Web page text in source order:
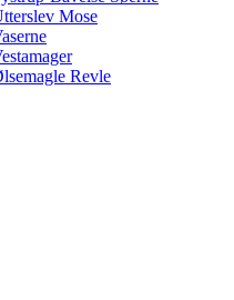
Mose
Revle